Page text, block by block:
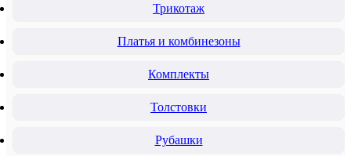
Трикотаж
Платья и комбинезоны
Комплекты
Толстовки
Рубашки